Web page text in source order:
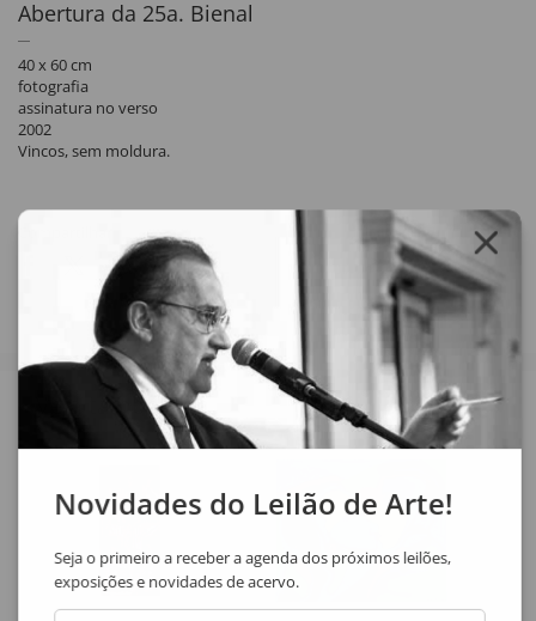
Abertura da 25a. Bienal
40 x 60 cm
fotografia
assinatura no verso
2002
Vincos, sem moldura.
Veja também
Novidades do Leilão de Arte!
Seja o primeiro a receber a agenda dos próximos leilões,
exposições e novidades de acervo.